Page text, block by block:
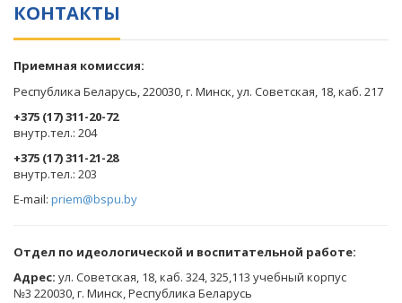
КОНТАКТЫ
Приемная комиссия:
Республика Беларусь, 220030, г. Минск, ул. Советская, 18, каб. 217
+375 (17) 311-20-72
​внутр.тел.: 204
+375 (17) 311-21-28
​внутр.тел.: 203
E-mail: priem@bspu.by
Отдел по идеологической и воспитательной работе:
Адрес: ул. Советская, 18, каб. 324, 325,113 учебный корпус
№3 220030, г. Минск, Республика Беларусь